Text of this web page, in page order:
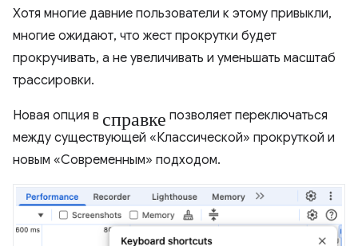
Хотя многие давние пользователи к этому привыкли,
многие ожидают, что жест прокрутки будет
прокручивать, а не увеличивать и уменьшать масштаб
трассировки.
Новая опция в справке позволяет переключаться
между существующей «Классической» прокруткой и
новым «Современным» подходом.